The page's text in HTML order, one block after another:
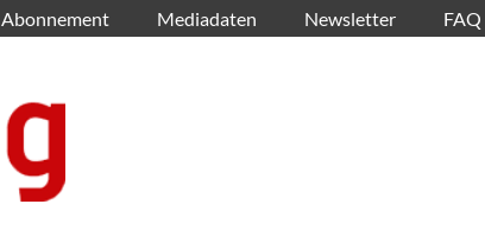
Abonnement Mediadaten Newsletter FAQ